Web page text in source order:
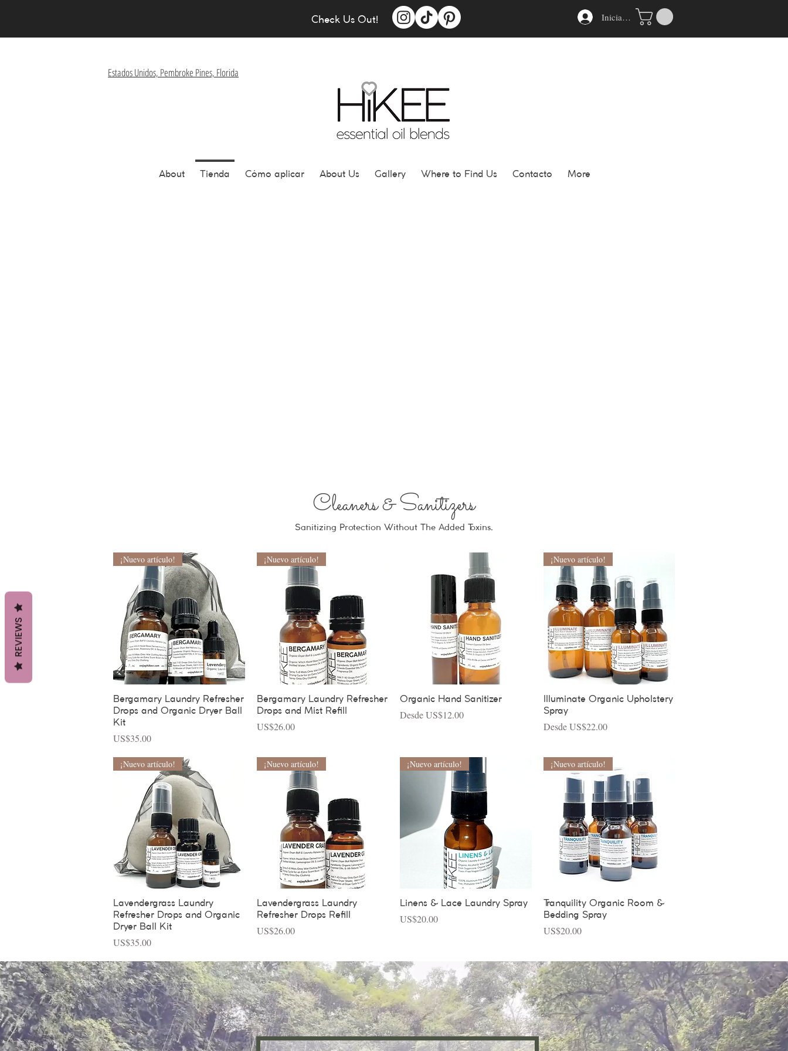
Check Us Out! Iniciar sesión
Estados Unidos, Pembroke Pines, Florida
About Tienda Cómo aplicar About Us Gallery Where to Find Us Contacto More
Cleaners & Sanitizers
Sanitizing Protection Without The Added Toxins.
Vista rápida
¡Nuevo artículo!
Bergamary Laundry Refresher
Drops and Organic Dryer Ball
Kit
Precio
US$35.00
Vista rápida
¡Nuevo artículo!
Bergamary Laundry Refresher
Drops and Mist Refill
Precio
US$26.00
Vista rápida
Organic Hand Sanitizer
DesdeUS$12.00
Precio de oferta
Vista rápida
¡Nuevo artículo!
Illuminate Organic Upholstery
Spray
DesdeUS$22.00
Precio de oferta
Vista rápida
¡Nuevo artículo!
Lavendergrass Laundry
Refresher Drops and Organic
Dryer Ball Kit
Precio
US$35.00
Vista rápida
¡Nuevo artículo!
Lavendergrass Laundry
Refresher Drops Refill
Precio
US$26.00
Vista rápida
¡Nuevo artículo!
Linens & Lace Laundry Spray
Precio
US$20.00
Vista rápida
¡Nuevo artículo!
Tranquility Organic Room &
Bedding Spray
Precio
US$20.00
REVIEWS